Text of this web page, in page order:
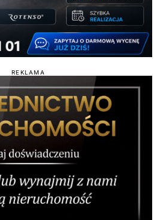
REKLAMA